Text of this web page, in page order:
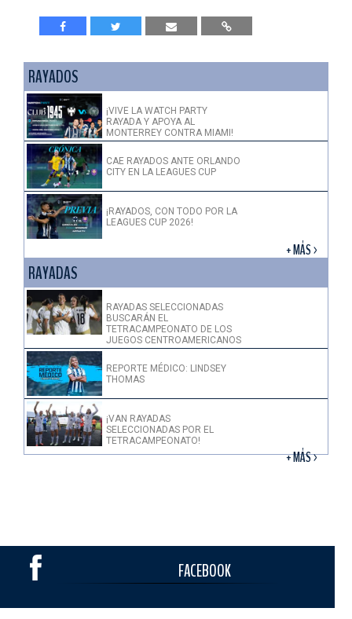
RAYADOS
¡VIVE LA WATCH PARTY
RAYADA Y APOYA AL
MONTERREY CONTRA MIAMI!
CAE RAYADOS ANTE ORLANDO
CITY EN LA LEAGUES CUP
¡RAYADOS, CON TODO POR LA
LEAGUES CUP 2026!
+ MÁS >
RAYADAS
RAYADAS SELECCIONADAS
BUSCARÁN EL
TETRACAMPEONATO DE LOS
JUEGOS CENTROAMERICANOS
REPORTE MÉDICO: LINDSEY
THOMAS
¡VAN RAYADAS
SELECCIONADAS POR EL
TETRACAMPEONATO!
+ MÁS >
FACEBOOK